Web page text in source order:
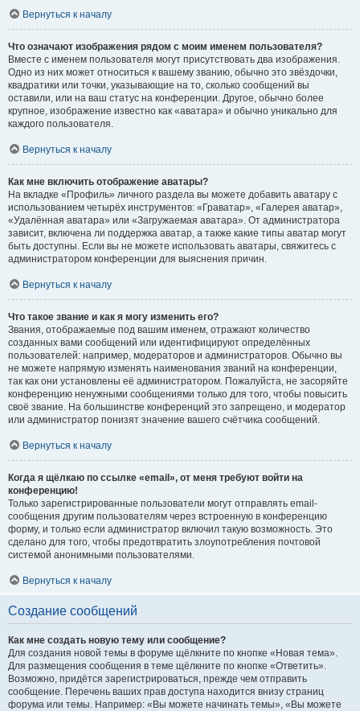
Вернуться к началу
Что означают изображения рядом с моим именем пользователя?
Вместе с именем пользователя могут присутствовать два изображения.
Одно из них может относиться к вашему званию, обычно это звёздочки,
квадратики или точки, указывающие на то, сколько сообщений вы
оставили, или на ваш статус на конференции. Другое, обычно более
крупное, изображение известно как «аватара» и обычно уникально для
каждого пользователя.
Вернуться к началу
Как мне включить отображение аватары?
На вкладке «Профиль» личного раздела вы можете добавить аватару с
использованием четырёх инструментов: «Граватар», «Галерея аватар»,
«Удалённая аватара» или «Загружаемая аватара». От администратора
зависит, включена ли поддержка аватар, а также какие типы аватар могут
быть доступны. Если вы не можете использовать аватары, свяжитесь с
администратором конференции для выяснения причин.
Вернуться к началу
Что такое звание и как я могу изменить его?
Звания, отображаемые под вашим именем, отражают количество
созданных вами сообщений или идентифицируют определённых
пользователей: например, модераторов и администраторов. Обычно вы
не можете напрямую изменять наименования званий на конференции,
так как они установлены её администратором. Пожалуйста, не засоряйте
конференцию ненужными сообщениями только для того, чтобы повысить
своё звание. На большинстве конференций это запрещено, и модератор
или администратор понизят значение вашего счётчика сообщений.
Вернуться к началу
Когда я щёлкаю по ссылке «email», от меня требуют войти на
конференцию!
Только зарегистрированные пользователи могут отправлять email-
сообщения другим пользователям через встроенную в конференцию
форму, и только если администратор включил такую возможность. Это
сделано для того, чтобы предотвратить злоупотребления почтовой
системой анонимными пользователями.
Вернуться к началу
Создание сообщений
Как мне создать новую тему или сообщение?
Для создания новой темы в форуме щёлкните по кнопке «Новая тема».
Для размещения сообщения в теме щёлкните по кнопке «Ответить».
Возможно, придётся зарегистрироваться, прежде чем отправить
сообщение. Перечень ваших прав доступа находится внизу страниц
форума или темы. Например: «Вы можете начинать темы», «Вы можете